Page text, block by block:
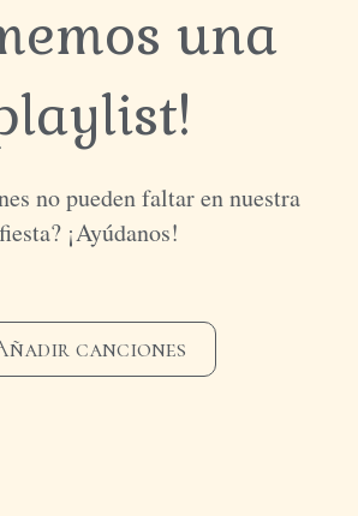
una
no pueden faltar en nuestra
fiesta? ¡Ayúdanos!
canciones